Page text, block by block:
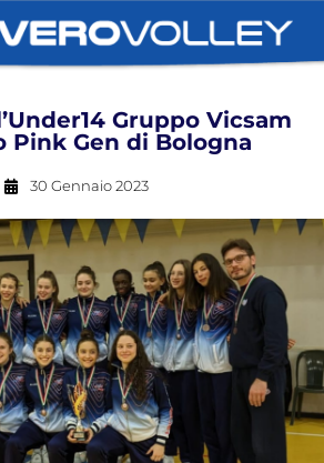
Gruppo Vicsam
Pink Gen di Bologna
30 Gennaio 2023